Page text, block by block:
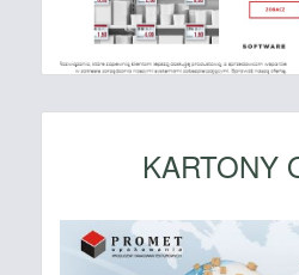
KARTONY